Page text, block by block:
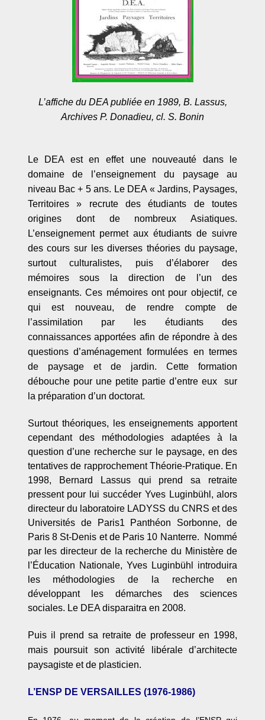
L’affiche du DEA publiée en 1989, B. Lassus,
Archives P. Donadieu, cl. S. Bonin
Le DEA est en effet une nouveauté dans le
domaine de l ’enseignement du paysage au
niveau Bac + 5 ans. Le DEA « Jardins, Paysages,
Territoires» recrute des étudiants de toutes
origines dont de nombreux Asiatiques.
L’enseignement permet aux étudiants de suivre
des cours sur les diverses théories du paysage,
surtout culturalistes, puis d’élaborer des
mémoires sous la direction de l ’un des
enseignants. Ces mémoires ont pour objectif, ce
qui est nouveau, de rendre compte de
’assimilation par les étudiants des
connaissances apportées afin de répondre à des
questions d’aménagement formulées en termes
de paysage et de jardin. Cette formation
débouche pour une petite partie d’entre eux sur
la préparation d’un doctorat.
Surtout théoriques, les enseignements apportent
cependant des méthodologies adaptées à la
question d’une recherche sur le paysage, en des
tentatives de rapprochement Théorie-Pratique. En
1998, Bernard Lassus qui prend sa retraite
pressent pour lui succéder Yves Luginbühl, alors
directeur du laboratoire LADYSS du CNRS et des
Universités de Paris1 Panthéon Sorbonne, de
Paris 8 St-Denis et de Paris 10 Nanterre. Nommé
par les directeur de la recherche du Ministère de
l’Éducation Nationale, Yves Luginbühl introduira
les méthodologies de la recherche en
développant les démarches des sciences
sociales. Le DEA disparaitra en 2008.
Puis il prend sa retraite de professeur en 1998,
mais poursuit son activité libérale d’architecte
paysagiste et de plasticien.
L’ENSP DE VERSAILLES (1976-1986)